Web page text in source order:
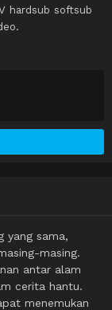
hardsub softsub
yang sama,
masing.
antar alam
cerita hantu.
menemukan